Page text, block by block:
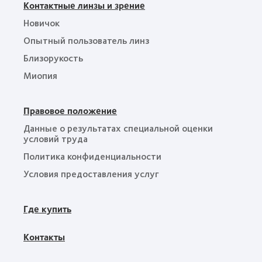
Контактные линзы и зрение
Новичок
Опытный пользователь линз
Близорукость
Миопия
Правовое положение
Данные о результатах специальной оценки
условий труда
Политика конфиденциальности
Условия предоставления услуг
Где купить
Контакты